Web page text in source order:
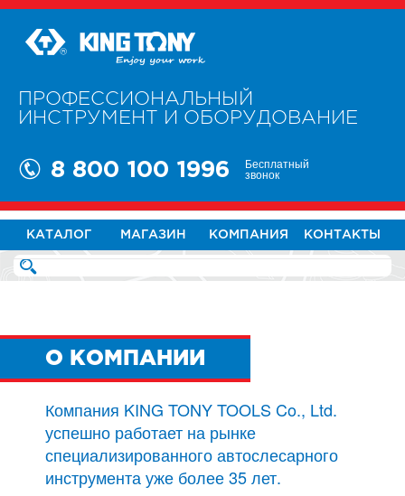
ПРОФЕССИОНАЛЬНЫЙ
ИНСТРУМЕНТ И ОБОРУДОВАНИЕ
8 800 100 1996 Бесплатный
звонок
КАТАЛОГ МАГАЗИН КОМПАНИЯ КОНТАКТЫ
О КОМПАНИИ
Компания KING TONY TOOLS Co., Ltd.
успешно работает на рынке
специализированного автослесарного
инструмента уже более 35 лет.